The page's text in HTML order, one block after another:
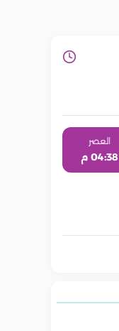
العصر
04:38 م